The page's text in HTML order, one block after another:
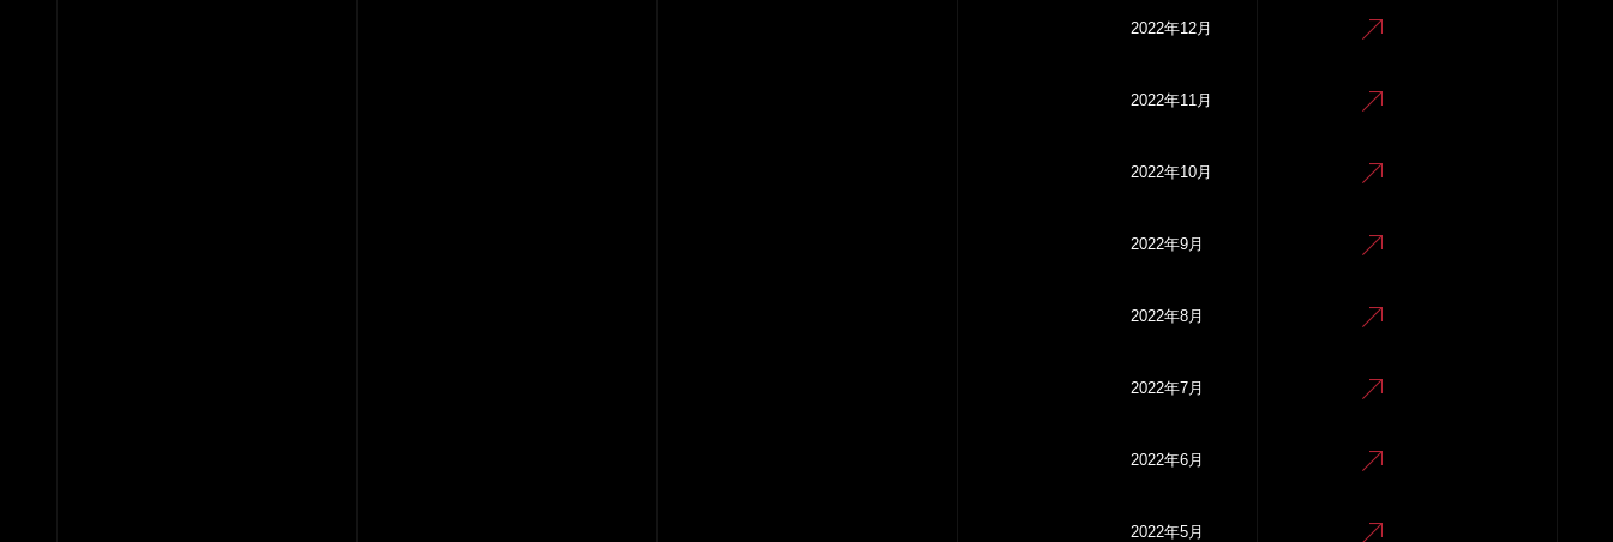
2022年12月
2022年11月
2022年10月
2022年9月
2022年8月
2022年7月
2022年6月
2022年5月